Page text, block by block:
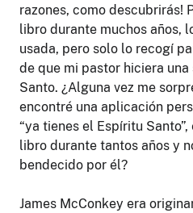
razones, como descubrirás!
libro durante muchos años,
usada, pero solo lo recogí
de que mi pastor hiciera
Santo. ¿Alguna vez me
encontré una aplicación
“ya tienes el Espíritu
libro durante tantos años y
bendecido por él?
James McConkey era